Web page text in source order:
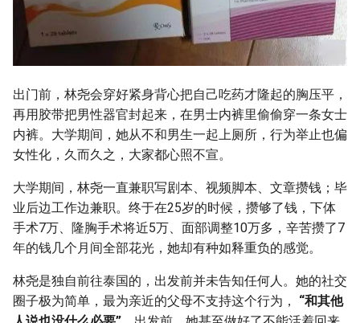
出门前，林尧会穿好紧身背心把自己吃药才隆起的胸压平，
再用胶带把男性器官封起来，在男士内裤里偷偷穿一条女士
内裤。大学期间，她从不和男生一起上厕所，行为举止也偏
女性化，久而久之，大家都心照不宣。
大学期间，林尧一直兼职写剧本、视频脚本、文章攒钱；毕
业后边工作边兼职。终于在25岁的时候，攒够了钱，下体
手术7万、隆胸手术将近5万、面部调整10万多，辛苦攒了7
年的钱几个月间全部花光，她却有种如释重负的感觉。
林尧是独自前往泰国的，出发前并未告知任何人。她的社交
圈子极为简单，最为亲近的父母不支持这个行为， “和其他